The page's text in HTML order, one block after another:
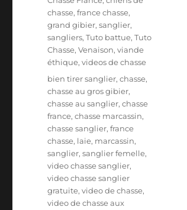
l
é
g
o
r
i
e
chasse,france chasse,
grand gibier,sanglier,
sangliers,Tuto battue,Tuto
Chasse,Venaison,viande
éthique,videos de chasse
É
t
i
q
u
e
t
t
e
s
bien tirer sanglier,chasse,
chasse au gros gibier,
chasse au sanglier,chasse
france,chasse marcassin,
chasse sanglier,france
chasse, laie, marcassin,
sanglier,sanglier femelle,
video chasse sanglier,
video chasse sanglier
gratuite,video de chasse,
video de chasse aux